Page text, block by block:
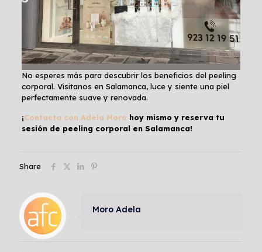
No esperes más para descubrir los beneficios del peeling
corporal. Visitanos en Salamanca, luce y siente una piel
perfectamente suave y renovada.
¡Contacta con Adela Moro hoy mismo y reserva tu
sesión de peeling corporal en Salamanca!
Share
Moro Adela